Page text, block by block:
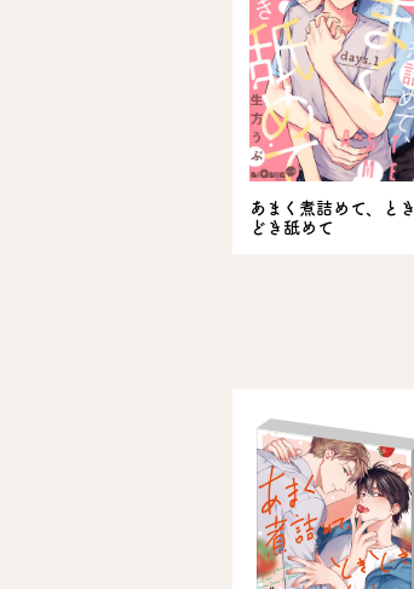
あまく煮詰めて、とき
どき舐めて